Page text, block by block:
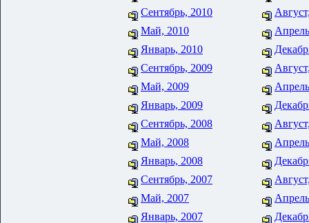
Сентябрь, 2010
Май, 2010
Январь, 2010
Сентябрь, 2009
Май, 2009
Январь, 2009
Сентябрь, 2008
Май, 2008
Январь, 2008
Сентябрь, 2007
Май, 2007
Январь, 2007